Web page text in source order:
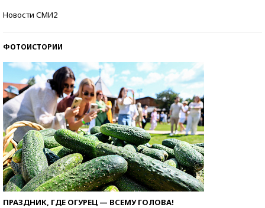
Новости СМИ2
ФОТОИСТОРИИ
ПРАЗДНИК, ГДЕ ОГУРЕЦ — ВСЕМУ ГОЛОВА!